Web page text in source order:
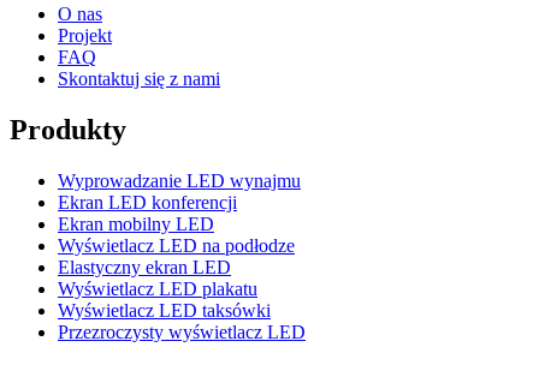
O nas
Projekt
FAQ
Skontaktuj się z nami
Produkty
Wyprowadzanie LED wynajmu
Ekran LED konferencji
Ekran mobilny LED
Wyświetlacz LED na podłodze
Elastyczny ekran LED
Wyświetlacz LED plakatu
Wyświetlacz LED taksówki
Przezroczysty wyświetlacz LED